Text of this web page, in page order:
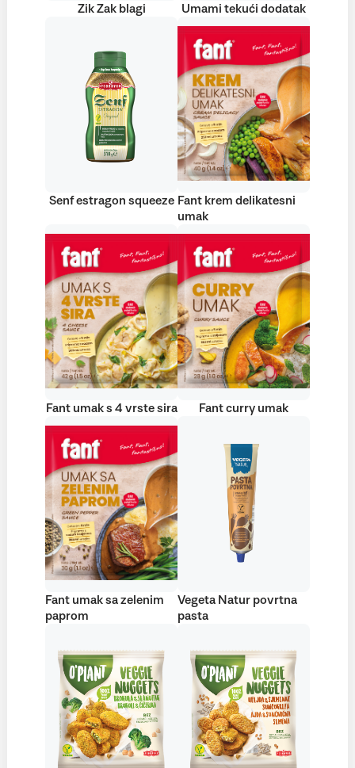
Zik Zak blagi Umami tekući dodatak
Senf estragon squeeze Fant krem delikatesni
umak
Fant umak s 4 vrste sira Fant curry umak
Fant umak sa zelenim
paprom
Vegeta Natur povrtna
pasta